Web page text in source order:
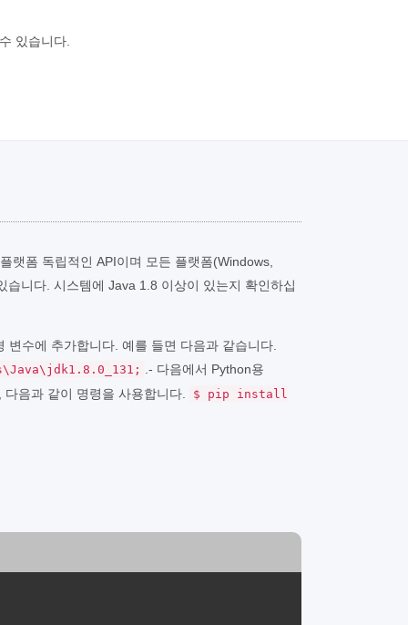
있습니다.
랫폼 독립적인 API이며 모든 플랫폼(Windows,
습니다. 시스템에 Java 1.8 이상이 있는지 확인하십
변수에 추가합니다. 예를 들면 다음과 같습니다.
.- 다음에서 Python용
, 다음과 같이 명령을 사용합니다.
$ pip install